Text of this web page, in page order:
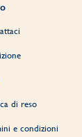
di reso
e condizioni